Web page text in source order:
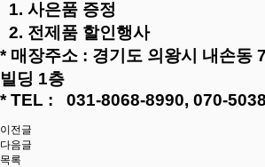
1. 사은품 증정
2. 전제품 할인행사
* 매장주소 : 경기도 의왕시 내손동
빌딩 1층
* TEL : 031-8068-8990, 070-
이전글
다음글
목록